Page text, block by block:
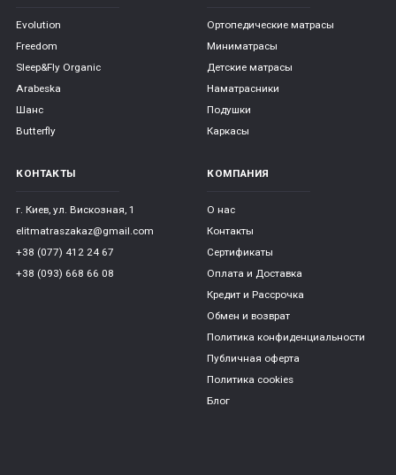
Evolution
Freedom
Sleep&Fly Organic
Arabeska
Шанс
Butterfly
Ортопедические матрасы
Миниматрасы
Детские матрасы
Наматрасники
Подушки
Каркасы
КОНТАКТЫ
г. Киев, ул. Вискозная, 1
elitmatraszakaz@gmail.com
+38 (077) 412 24 67
+38 (093) 668 66 08
КОМПАНИЯ
О нас
Контакты
Сертификаты
Оплата и Доставка
Кредит и Рассрочка
Обмен и возврат
Политика конфиденциальности
Публичная оферта
Политика cookies
Блог